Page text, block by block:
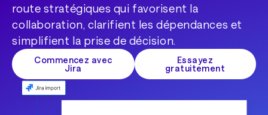
route stratégiques qui favorisent la
collaboration, clarifient les dépendances et
simplifient la prise de décision.
Commencez avec
Jira
Essayez
gratuitement